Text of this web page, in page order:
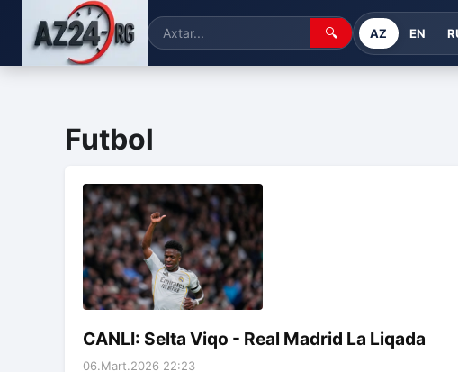
🔍 AZ EN
Futbol
CANLI: Selta Viqo - Real Madrid La Liqada
06.Mart.2026 22:23